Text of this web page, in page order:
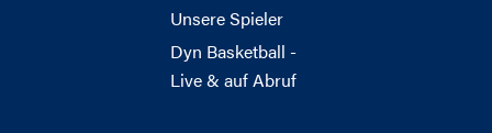
Unsere Spieler
Dyn Basketball -
Live & auf Abruf